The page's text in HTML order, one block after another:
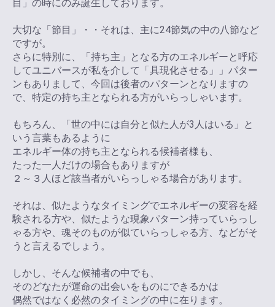
目」の時にのみ誕生しております。
大切な「節目」・・それは、主に24節気の中の八節など
ですが。
さらに特別に、「持ち主」となる方のエネルギーと呼応
してユニバースが私を介して「具現化させる」」パター
ンもありまして、今回は後者のパターンとなりますの
で、特定の持ち主となられる方がいらっしゃいます。
もちろん、「世の中には自分と似た人が3人はいる」と
いう言葉もあるように
エネルギー体の持ち主となられる候補者様も、
たった一人だけの場合もありますが
２～３人ほど該当者がいらっしゃる場合があります。
それは、似たようなタイミングでエネルギーの変容を経
験される方や、似たような現象パターン持っていらっし
ゃる方や、魂そのものが似ていらっしゃる方、などがそ
うと言えるでしょう。
しかし、そんな候補者の中でも、
そのどなたが運命の出会いをものにできるかは
偶然ではなく必然のタイミングの中に在ります。